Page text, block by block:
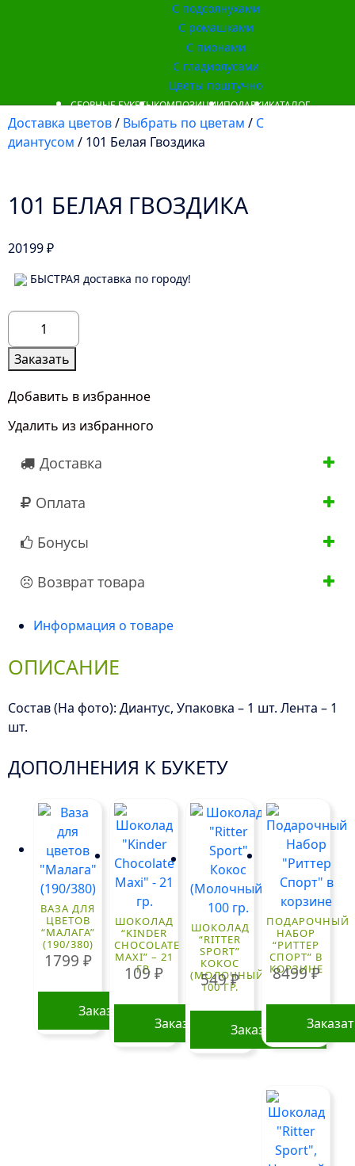
С подсолнухами
С ромашками
С пионами
С гладиолусами
Цветы поштучно
СБОРНЫЕ БУКЕТЫКОМПОЗИЦИИПОДАРКИКАТАЛОГ
Доставка цветов/ Выбрать по цветам / С
диантусом / 101 Белая Гвоздика
101 БЕЛАЯ ГВОЗДИКА
20199₽
БЫСТРАЯ доставка по городу!
Количество
товара
101
Белая
Гвоздика
Заказать
Добавить в избранное
Удалить из избранного
Доставка
Оплата
Бонусы
Возврат товара
Информация о товаре
ОПИСАНИЕ
Состав (На фото): Диантус, Упаковка – 1 шт. Лента – 1
шт.
ДОПОЛНЕНИЯ К БУКЕТУ
ВАЗА ДЛЯ
ЦВЕТОВ
“МАЛАГА”
(190/380)
1799 ₽
Заказать
ШОКОЛАД
“KINDER
CHOCOLATE
MAXI” – 21
ГР.
109₽
Заказать
ШОКОЛАД
“RITTER
SPORT”
КОКОС
(МОЛОЧНЫЙ)
100 ГР.
549₽
Заказать
ПОДАРОЧНЫЙ
НАБОР
“РИТТЕР
СПОРТ” В
КОРЗИНЕ
8499₽